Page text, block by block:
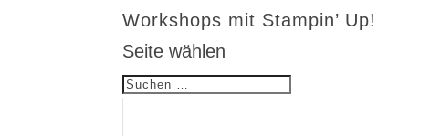
Workshops mit Stampin’ Up!
Seite wählen